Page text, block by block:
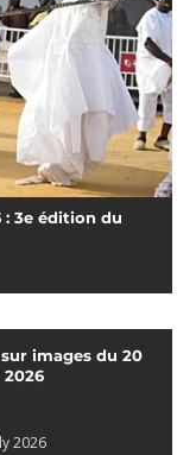
3e édition du
images du 20
2026